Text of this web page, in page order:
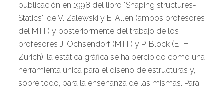
publicación en 1998 del libro "Shaping structures-
Statics", de V. Zalewski y E. Allen (ambos profesores
del M.I.T.) y posteriormente del trabajo de los
profesores J. Ochsendorf (M.I.T.) y P. Block (ETH
Zurich), la estática gráfica se ha percibido como una
herramienta única para el diseño de estructuras y,
sobre todo, para la enseñanza de las mismas. Para